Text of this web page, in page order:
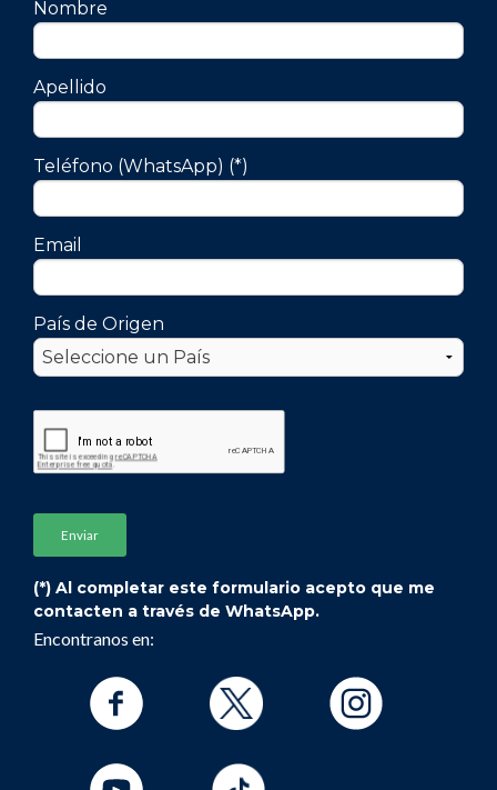
Bioquímicos, Odontólogos, Kinesiólogos.
Contacto:
uai.extensionrosario@uai.edu.ar
Envianos un WhatsApp a +54 9 11 21823616
Nombre
Apellido
Teléfono (WhatsApp) (*)
Email
País de Origen
(*) Al completar este formulario acepto que me
contacten a través de WhatsApp.
Encontranos en: